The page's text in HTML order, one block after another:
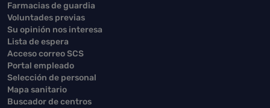
Farmacias de guardia
Voluntades previas
Su opinión nos interesa
Lista de espera
Acceso correo SCS
Portal empleado
Selección de personal
Mapa sanitario
Buscador de centros